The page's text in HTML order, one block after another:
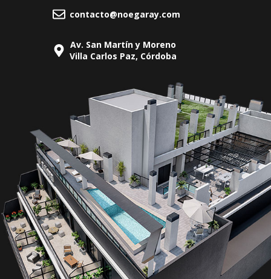
contacto@noegaray.com
Av. San Martín y Moreno
Villa Carlos Paz, Córdoba